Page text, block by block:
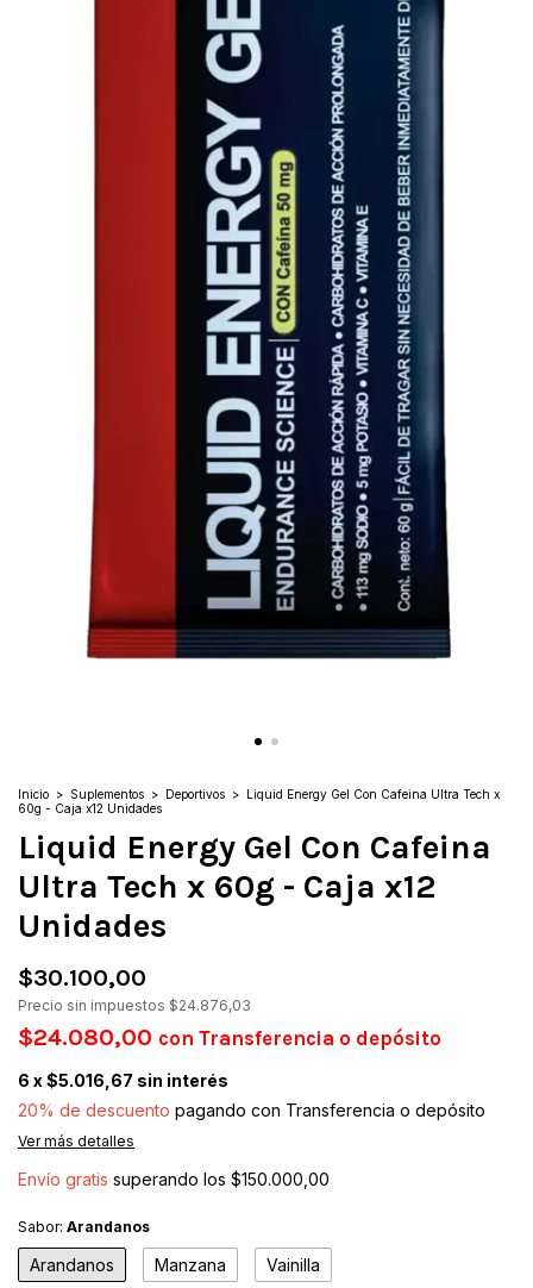
Inicio > Suplementos > Deportivos > Liquid Energy Gel Con Cafeina Ultra Tech x
60g - Caja x12 Unidades
Liquid Energy Gel Con Cafeina
Ultra Tech x 60g - Caja x12
Unidades
$30.100,00
Precio sin impuestos $24.876,03
$24.080,00 con Transferencia o depósito
6 x$5.016,67 sin interés
20% de descuento pagando con Transferencia o depósito
Ver más detalles
Envío gratis superando los $150.000,00
Sabor: Arandanos
Arandanos Manzana Vainilla